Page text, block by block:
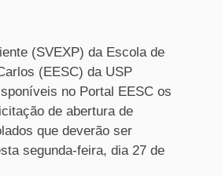
(SVEXP) da Escola de
(EESC) da USP
no Portal EESC os
de abertura de
que deverão ser
segunda-feira, dia 27 de